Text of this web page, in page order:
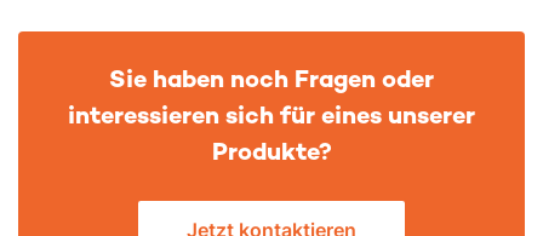
Sie haben noch Fragen oder
interessieren sich für eines unserer
Produkte?
Jetzt kontaktieren